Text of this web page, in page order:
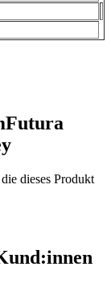
dieses Produkt